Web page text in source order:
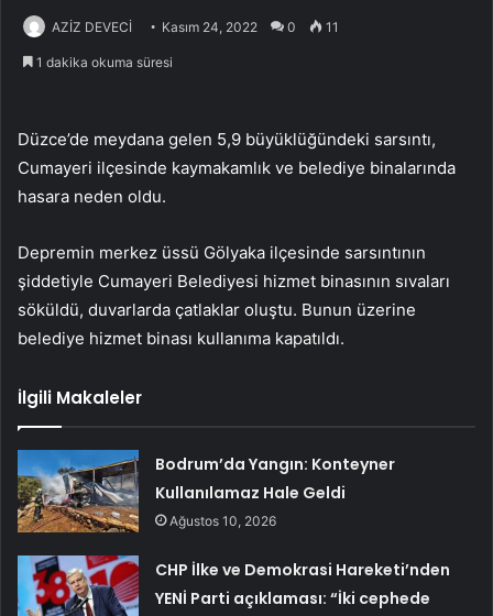
AZİZ DEVECİ Kasım 24, 2022 0 11
1 dakika okuma süresi
Düzce’de meydana gelen 5,9 büyüklüğündeki sarsıntı,
Cumayeri ilçesinde kaymakamlık ve belediye binalarında
hasara neden oldu.
Depremin merkez üssü Gölyaka ilçesinde sarsıntının
şiddetiyle Cumayeri Belediyesi hizmet binasının sıvaları
söküldü, duvarlarda çatlaklar oluştu. Bunun üzerine
belediye hizmet binası kullanıma kapatıldı.
İlgili Makaleler
Bodrum’da Yangın: Konteyner
Kullanılamaz Hale Geldi
Ağustos 10, 2026
CHP İlke ve Demokrasi Hareketi’nden
YENİ Parti açıklaması: “İki cephede